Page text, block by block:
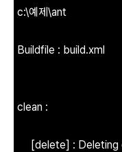
c:\예제\ant
Buildfile : build.xml
clean :
[delete] : Deleting